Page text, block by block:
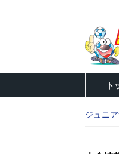
ト
ジュニ